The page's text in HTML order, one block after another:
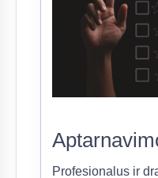
Profesionalus ir